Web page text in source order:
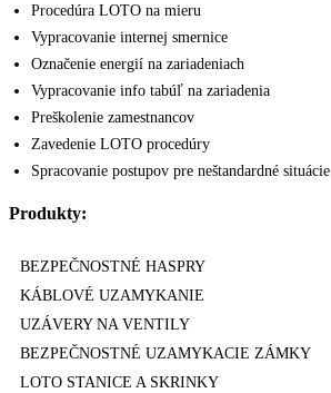
Procedúra LOTO na mieru
Vypracovanie internej smernice
Označenie energií na zariadeniach
Vypracovanie info tabúľ na zariadenia
Preškolenie zamestnancov
Zavedenie LOTO procedúry
Spracovanie postupov pre neštandardné situácie
Produkty:
BEZPEČNOSTNÉ HASPRY
KÁBLOVÉ UZAMYKANIE
UZÁVERY NA VENTILY
BEZPEČNOSTNÉ UZAMYKACIE ZÁMKY
LOTO STANICE A SKRINKY